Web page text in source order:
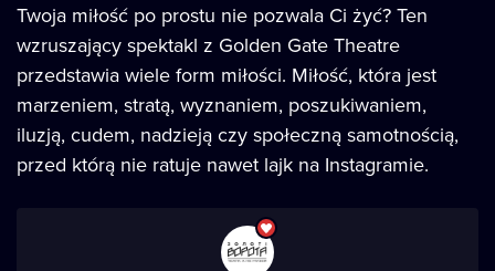
Twoja miłość po prostu nie pozwala Ci żyć? Ten
wzruszający spektakl z Golden Gate Theatre
przedstawia wiele form miłości. Miłość, która jest
marzeniem, stratą, wyznaniem, poszukiwaniem,
iluzją, cudem, nadzieją czy społeczną samotnością,
przed którą nie ratuje nawet lajk na Instagramie.